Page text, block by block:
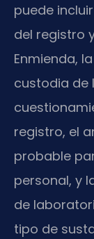
puede
del registro
Enmienda,
custodia de
registro, el
probable
personal, y
de
tipo de